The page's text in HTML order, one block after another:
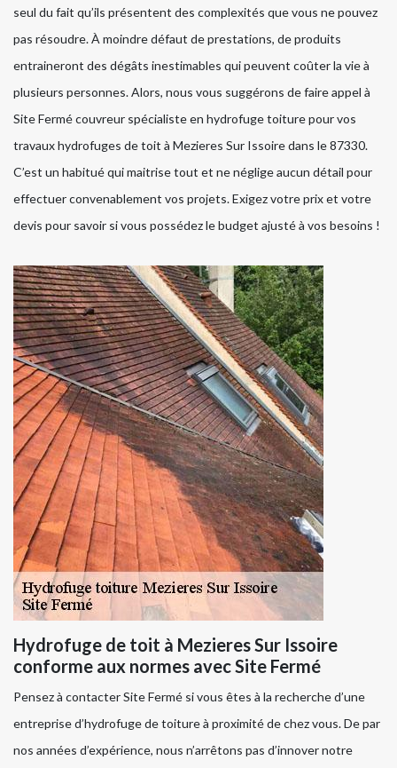
seul du fait qu’ils présentent des complexités que vous ne pouvez
pas résoudre. À moindre défaut de prestations, de produits
entraineront des dégâts inestimables qui peuvent coûter la vie à
plusieurs personnes. Alors, nous vous suggérons de faire appel à
Site Fermé couvreur spécialiste en hydrofuge toiture pour vos
travaux hydrofuges de toit à Mezieres Sur Issoire dans le 87330.
C’est un habitué qui maitrise tout et ne néglige aucun détail pour
effectuer convenablement vos projets. Exigez votre prix et votre
devis pour savoir si vous possédez le budget ajusté à vos besoins !
Hydrofuge de toit à Mezieres Sur Issoire
conforme aux normes avec Site Fermé
Pensez à contacter Site Fermé si vous êtes à la recherche d’une
entreprise d’hydrofuge de toiture à proximité de chez vous. De par
nos années d’expérience, nous n’arrêtons pas d’innover notre